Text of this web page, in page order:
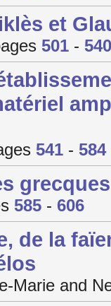
et
501 - 540
541 - 584
585 - 606
de la
Marie and